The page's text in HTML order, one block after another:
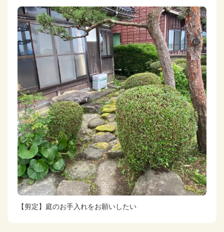
【剪定】庭のお手入れをお願いしたい